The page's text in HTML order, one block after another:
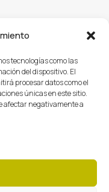
tecnologías como las
del dispositivo. El
procesar datos como el
únicas en este sitio.
afectar negativamente a